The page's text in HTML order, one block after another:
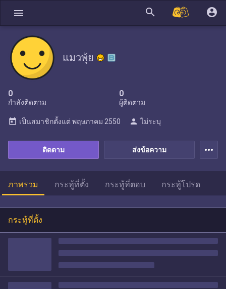
menu search account_circle
แมวพุ้ย
0
กำลังติดตาม
0
ผู้ติดตาม
ส่งข้อความ
ติดตาม
today เป็นสมาชิกตั้งแต่ พฤษภาคม 2550 person ไม่ระบุ
more_horiz
ภาพรวม กระทู้ที่ตั้ง กระทู้ที่ตอบ กระทู้โปรด
กระทู้ที่ตั้ง